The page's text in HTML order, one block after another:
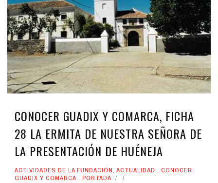
CONOCER GUADIX Y COMARCA, FICHA
28 LA ERMITA DE NUESTRA SEÑORA DE
LA PRESENTACIÓN DE HUÉNEJA
ACTIVIDADES DE LA FUNDACIÓN, ACTUALIDAD , CONOCER
GUADIX Y COMARCA , PORTADA